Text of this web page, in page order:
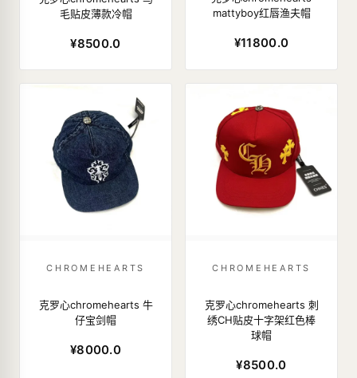
毛贴皮薄款冷帽
¥8500.0
mattyboy红唇渔夫帽
¥11800.0
CHROMEHEARTS
克罗心chromehearts 牛
仔宝剑帽
¥8000.0
CHROMEHEARTS
克罗心chromehearts 刺
绣CH贴皮十字架红色棒
球帽
¥8500.0